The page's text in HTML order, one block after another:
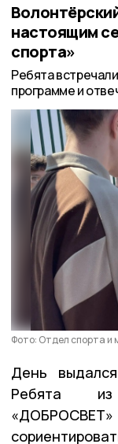
настоящим
спорта»
Ребята
программе и
Фото: Отдел спорта и
День
Ребята из
«ДОБРОСВЕТ»